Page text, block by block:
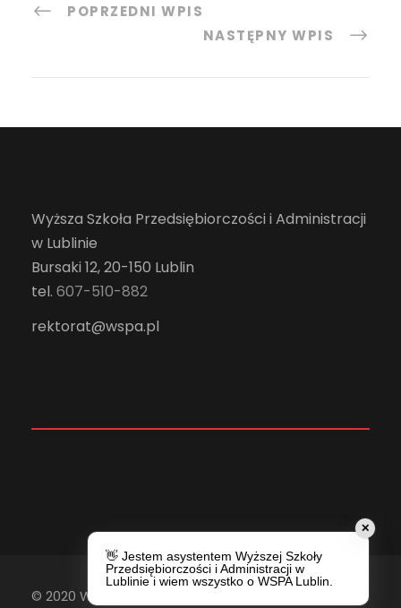
POPRZEDNI WPIS
NASTĘPNY WPIS
Wyższa Szkoła Przedsiębiorczości i Administracji
w Lublinie
Bursaki 12, 20-150 Lublin
tel. 607-510-882
rektorat@wspa.pl
© 2020 Wyższa Szkoła Przedsiębiorczości i
✕
👋 Jestem asystentem Wyższej Szkoły
Przedsiębiorczości i Administracji w
Lublinie i wiem wszystko o WSPA Lublin.